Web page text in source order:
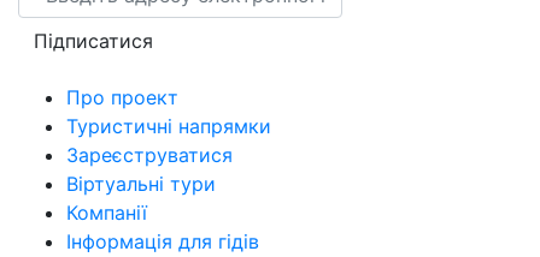
Підписатися
Про проект
Туристичні напрямки
Зареєструватися
Віртуальні тури
Компанії
Інформація для гідів